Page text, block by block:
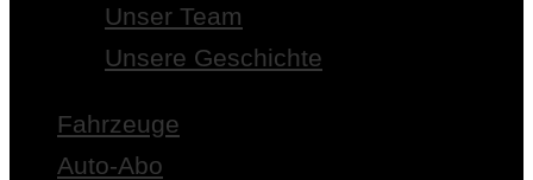
Unser Team
Unsere Geschichte
Fahrzeuge
Auto-Abo